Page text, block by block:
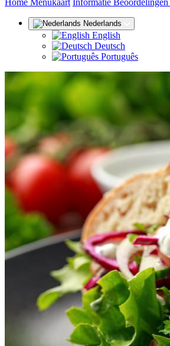
Home Menukaart Informatie Beoordelingen
Nederlands
English
Deutsch
Português